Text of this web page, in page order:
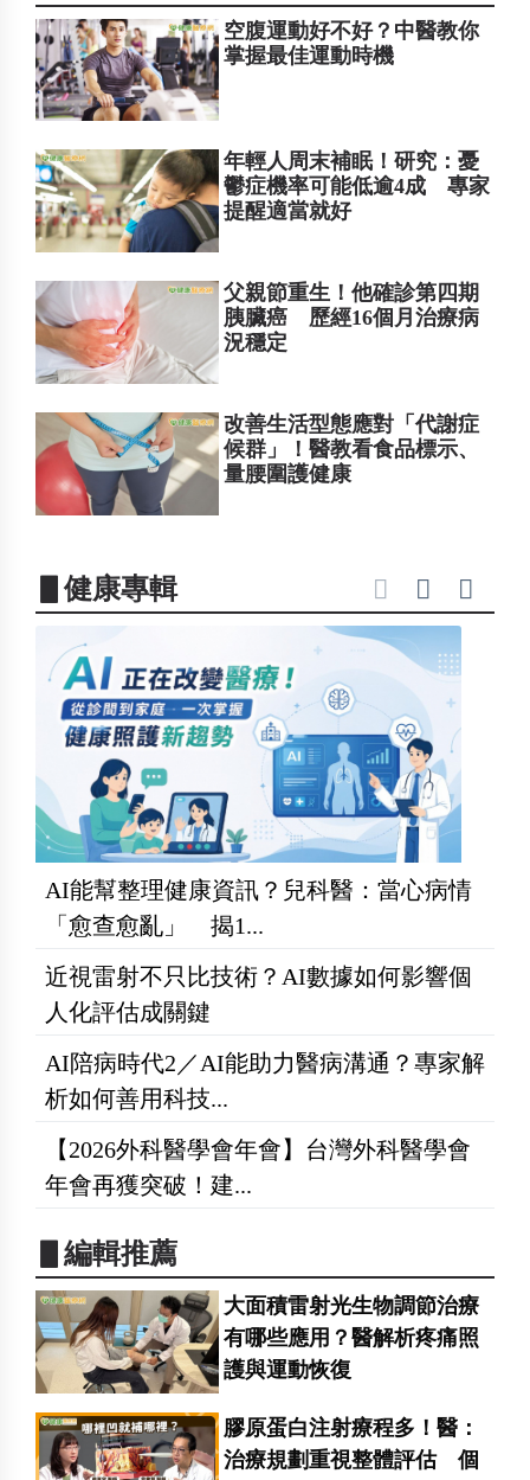
空腹運動好不好？中醫教你
掌握最佳運動時機
年輕人周末補眠！研究：憂
鬱症機率可能低逾4成 專家
提醒適當就好
父親節重生！他確診第四期
胰臟癌 歷經16個月治療病
況穩定
改善生活型態應對「代謝症
候群」！醫教看食品標示、
量腰圍護健康
▋健康專輯
AI能幫整理健康資訊？兒科醫：當心病情
「愈查愈亂」 揭1...
近視雷射不只比技術？AI數據如何影響個
人化評估成關鍵
AI陪病時代2／AI能助力醫病溝通？專家解
析如何善用科技...
【2026外科醫學會年會】台灣外科醫學會
年會再獲突破！建...
▋編輯推薦
大面積雷射光生物調節治療
有哪些應用？醫解析疼痛照
護與運動恢復
膠原蛋白注射療程多！醫：
治療規劃重視整體評估 個